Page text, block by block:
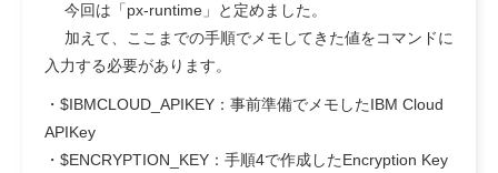
今回は「px-runtime」と定めました。
加えて、ここまでの手順でメモしてきた値をコマンドに
入力する必要があります。
・$IBMCLOUD_APIKEY：事前準備でメモしたIBM Cloud
APIKey
・$ENCRYPTION_KEY：手順4で作成したEncryption Key